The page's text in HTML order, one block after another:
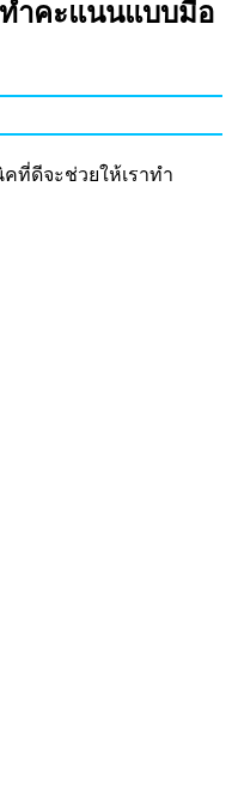
ำคะแนนแบบมือ
ที่ดีจะช่วยให้เราทำ